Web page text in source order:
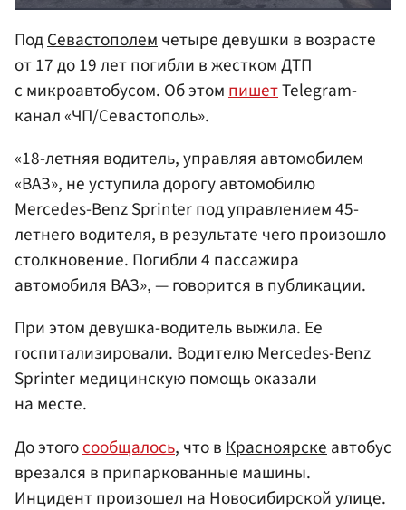
ПодСевастополемчетыре девушки в возрасте
от 17 до 19 лет погибли в жестком ДТП
с микроавтобусом. Об этомпишетTelegram-
канал «ЧП/Севастополь».
«18-летняя водитель, управляя автомобилем
«ВАЗ», не уступила дорогу автомобилю
Mercedes-Benz Sprinter под управлением 45-
летнего водителя, в результате чего произошло
столкновение. Погибли 4 пассажира
автомобиля ВАЗ», — говорится в публикации.
При этом девушка-водитель выжила. Ее
госпитализировали. Водителю Mercedes-Benz
Sprinter медицинскую помощь оказали
на месте.
До этогосообщалось, что в Красноярске автобус
врезался в припаркованные машины.
Инцидент произошел на Новосибирской улице.